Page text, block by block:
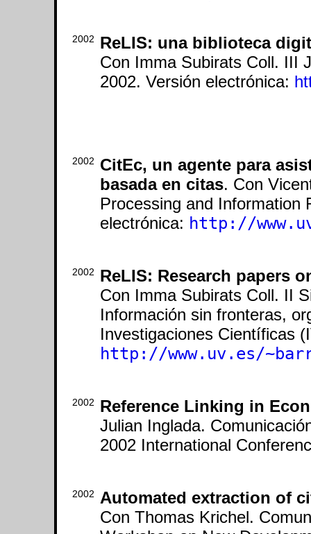
2002
ReLIS: una biblioteca
Con Imma Subirats Coll. III
2002. Versión electrónica:
2002
CitEc, un agente para
basada en citas. Con
Processing and Information
electrónica: http://
2002
ReLIS: Research papers
Con Imma Subirats Coll. II
Información sin fronteras,
Investigaciones Científicas
http://www.uv.es/
2002
Reference Linking in
Julian Inglada.
2002 International
2002
Automated extraction of
Con Thomas Krichel.